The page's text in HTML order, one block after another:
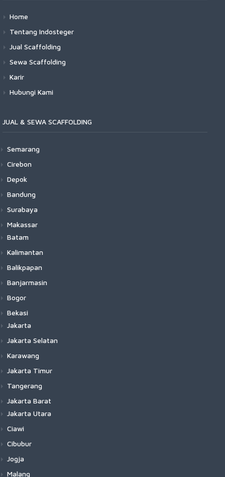
Home
Tentang Indosteger
Jual Scaffolding
Sewa Scaffolding
Karir
Hubungi Kami
JUAL & SEWA SCAFFOLDING
Semarang
Cirebon
Depok
Bandung
Surabaya
Makassar
Batam
Kalimantan
Balikpapan
Banjarmasin
Bogor
Bekasi
Jakarta
Jakarta Selatan
Karawang
Jakarta Timur
Tangerang
Jakarta Barat
Jakarta Utara
Ciawi
Cibubur
Jogja
Malang